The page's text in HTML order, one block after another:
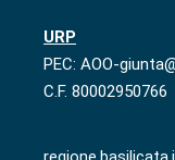
URP
PEC: AOO-
C.F. 80002950766